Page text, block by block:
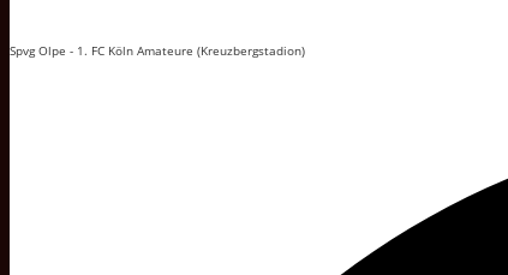
Spvg Olpe - 1. FC Köln Amateure (Kreuzbergstadion)